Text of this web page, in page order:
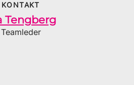
KONTAKT
Tengberg
Teamleder